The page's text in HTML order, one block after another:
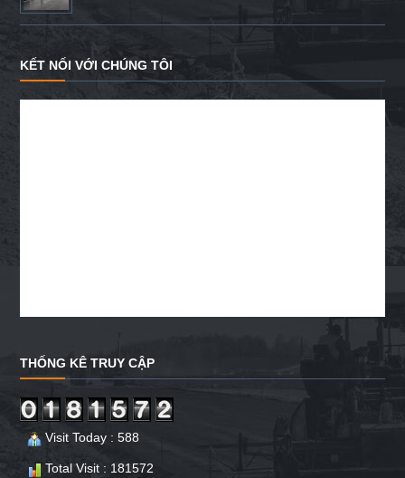
KẾT NỐI VỚI CHÚNG TÔI
THỐNG KÊ TRUY CẬP
Visit Today : 588
Total Visit : 181572